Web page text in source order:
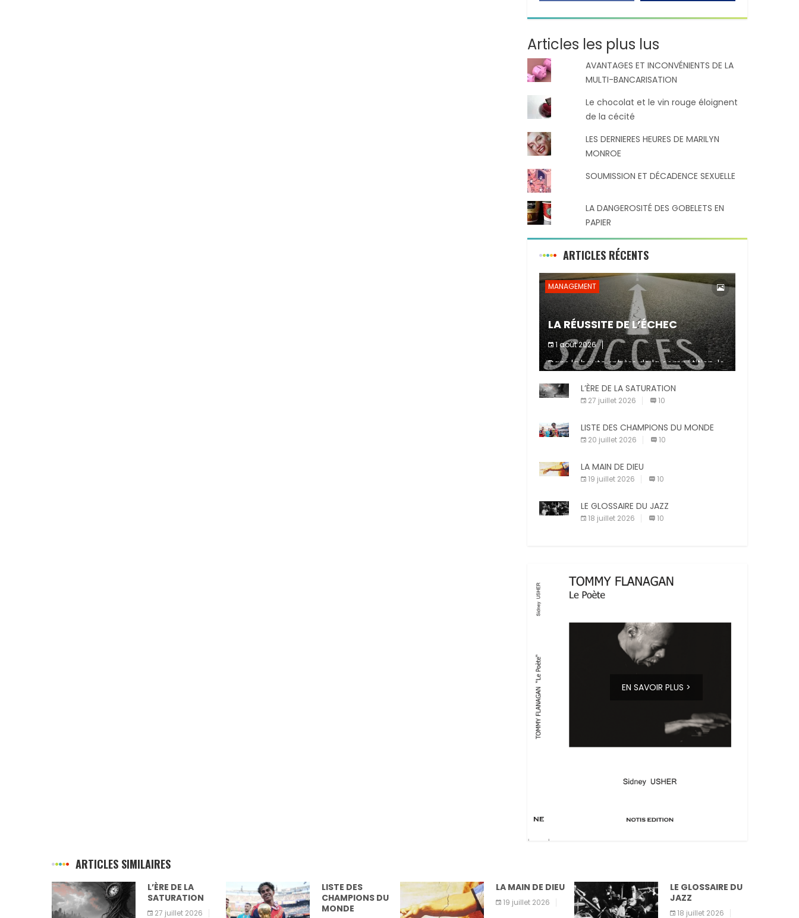
Articles les plus lus
AVANTAGES ET INCONVÉNIENTS DE LA
MULTI-BANCARISATION
Le chocolat et le vin rouge éloignent
de la cécité
LES DERNIERES HEURES DE MARILYN
MONROE
SOUMISSION ET DÉCADENCE SEXUELLE
LA DANGEROSITÉ DES GOBELETS EN
PAPIER
ARTICLES RÉCENTS
MANAGEMENT
LA RÉUSSITE DE L’ÉCHEC
1 août 2026
Dans la haute sphère de la compétition, le
fait de ne pas atteindre un objectif est un
signe d’incompétence et une source de
sanctions diverses (avertissement, […]
Partager :
Pinterest
E-mail
L’ÈRE DE LA SATURATION
27 juillet 2026 10
LISTE DES CHAMPIONS DU MONDE
20 juillet 2026 10
LA MAIN DE DIEU
19 juillet 2026 10
LE GLOSSAIRE DU JAZZ
18 juillet 2026 10
EN SAVOIR PLUS >
ARTICLES SIMILAIRES
L’ÈRE DE LA
SATURATION
27 juillet 2026
LISTE DES
CHAMPIONS DU
MONDE
LA MAIN DE DIEU
19 juillet 2026
LE GLOSSAIRE DU
JAZZ
18 juillet 2026